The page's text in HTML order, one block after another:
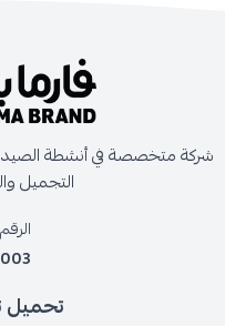
شركة متخصصة في أنشطة
التجميل
تحميل